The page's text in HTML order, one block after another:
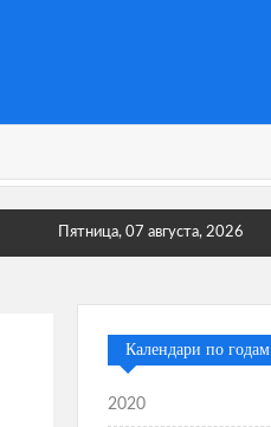
Пятница, 07 августа, 2026
Календари по годам
2020